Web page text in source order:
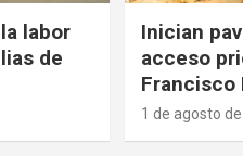
labor
de
Inician
acceso
Francisco
1 de agosto